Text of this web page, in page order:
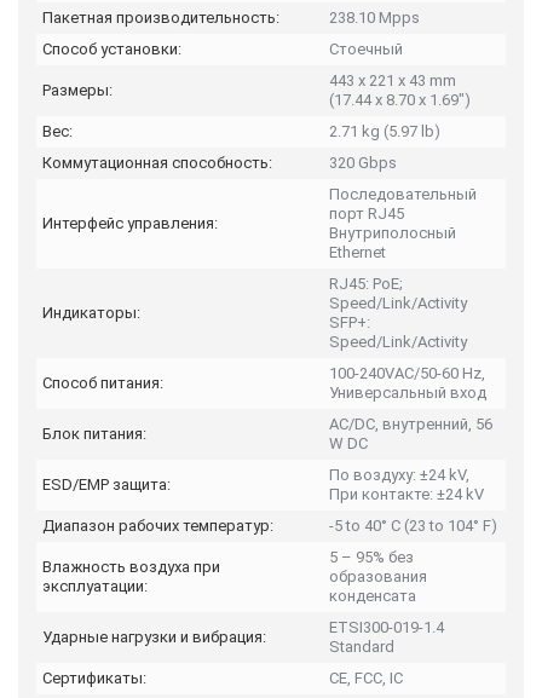
Пакетная производительность:
238.10 Mpps
Способ установки:
Стоечный
Размеры:
443 x 221 x 43 mm
(17.44 x 8.70 x 1.69")
Вес:
2.71 kg (5.97 lb)
Коммутационная способность:
320 Gbps
Интерфейс управления:
Последовательный
порт RJ45
Внутриполосный
Ethernet
Индикаторы:
RJ45: PoE;
Speed/Link/Activity
SFP+:
Speed/Link/Activity
Способ питания:
100-240VAC/50-60 Hz,
Универсальный вход
Блок питания:
AC/DC, внутренний, 56
W DC
ESD/EMP защита:
По воздуху: ±24 kV,
При контакте: ±24 kV
Диапазон рабочих температур:
-5 to 40° C (23 to 104° F)
Влажность воздуха при
эксплуатации:
5 – 95% без
образования
конденсата
Ударные нагрузки и вибрация:
ETSI300-019-1.4
Standard
Сертификаты:
CE, FCC, IC